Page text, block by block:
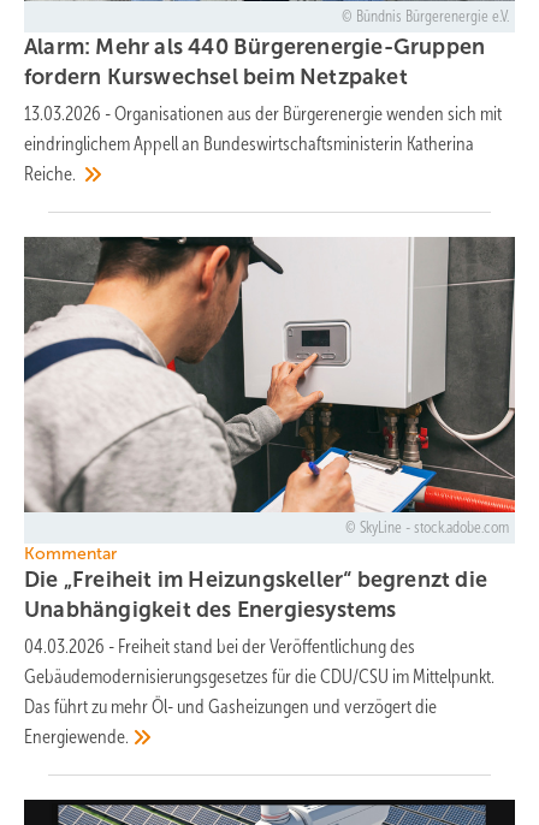
Bündnis Bürgerenergie e.V.
Alarm: Mehr als 440 Bürgerenergie-Gruppen
fordern Kurswechsel beim Netzpaket
13.03.2026 -Organisationen aus der Bürgerenergie wenden sich mit
eindringlichem Appell an Bundeswirtschaftsministerin Katherina
Reiche.
SkyLine - stock.adobe.com
Kommentar
Die „Freiheit im Heizungskeller“ begrenzt die
Unabhängigkeit des Energiesystems
04.03.2026 - Freiheit stand bei der Veröffentlichung des
Gebäudemodernisierungsgesetzes für die CDU/CSU im Mittelpunkt.
Das führt zu mehr Öl- und Gasheizungen und verzögert die
Energiewende.